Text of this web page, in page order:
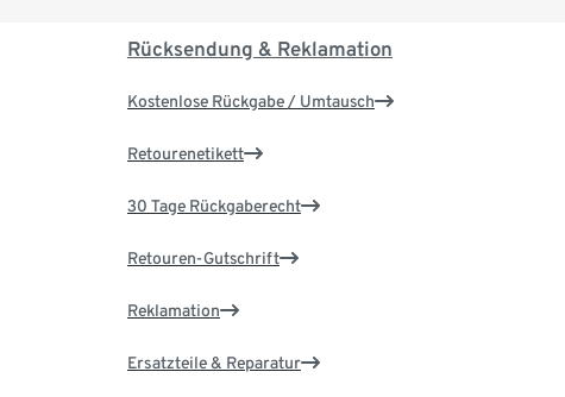
Rücksendung & Reklamation
Kostenlose Rückgabe / Umtausch
Retourenetikett
30 Tage Rückgaberecht
Retouren-Gutschrift
Reklamation
Ersatzteile & Reparatur